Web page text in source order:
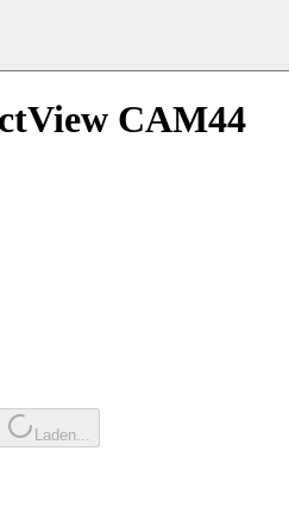
CAM44
Laden...